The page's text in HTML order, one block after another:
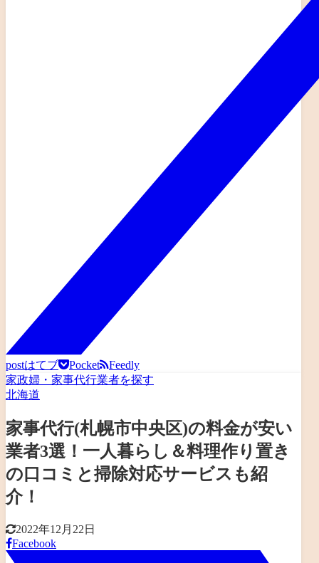
postはてブ Pocket
Feedly
家政婦・家事代行業者を探す
北海道
家事代行(札幌市中央区)の料金が安い
業者3選！一人暮らし＆料理作り置き
の口コミと掃除対応サービスも紹
介！
2022年12月22日
Facebook